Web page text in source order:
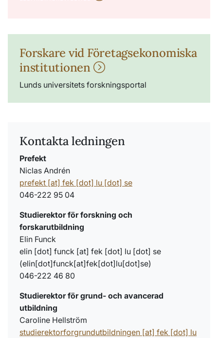
Forskare vid Företagsekonomiska
institutionen
Lunds universitets forskningsportal
Kontakta ledningen
Prefekt
Niclas Andrén
prefekt [at] fek [dot] lu [dot] se
046-222 95 04
Studierektor för forskning och
forskarutbildning
Elin Funck
elin [dot] funck [at] fek [dot] lu [dot] se
(elin[dot]funck[at]fek[dot]lu[dot]se)
046-222 46 80
Studierektor för grund- och avancerad
utbildning
Caroline Hellström
studierektorforgrundutbildningen [at] fek [dot] lu